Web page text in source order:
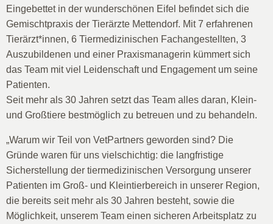
Eingebettet in der wunderschönen Eifel befindet sich die
Gemischtpraxis der Tierärzte Mettendorf. Mit 7 erfahrenen
Tierärzt*innen, 6 Tiermedizinischen Fachangestellten, 3
Auszubildenen und einer Praxismanagerin kümmert sich
das Team mit viel Leidenschaft und Engagement um seine
Patienten.
Seit mehr als 30 Jahren setzt das Team alles daran, Klein-
und Großtiere bestmöglich zu betreuen und zu behandeln.
„Warum wir Teil von VetPartners geworden sind? Die
Gründe waren für uns vielschichtig: die langfristige
Sicherstellung der tiermedizinischen Versorgung unserer
Patienten im Groß- und Kleintierbereich in unserer Region,
die bereits seit mehr als 30 Jahren besteht, sowie die
Möglichkeit, unserem Team einen sicheren Arbeitsplatz zu